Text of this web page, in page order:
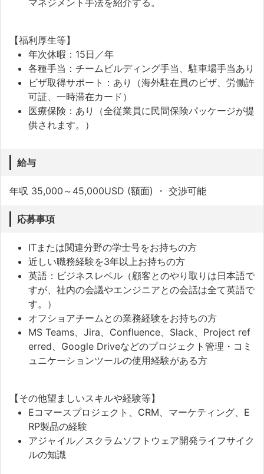
マネジメント手法を紹介する。
【福利厚生等】
年次休暇：15日／年
各種手当：チームビルディング手当、駐車場手当あり
ビザ取得サポート：あり（海外駐在員のビザ、労働許
可証、一時滞在カード）
医療保険：あり（全従業員に民間保険パッケージが提
供されます。）
給与
年収 35,000～45,000USD (額面) ・ 交渉可能
応募事項
ITまたは関連分野の学士号をお持ちの方
近しい職務経験を3年以上お持ちの方
英語：ビジネスレベル（顧客とのやり取りは日本語で
すが、社内の会議やエンジニアとの会話は全て英語で
す。）
オフショアチームとの業務経験をお持ちの方
MS Teams、Jira、Confluence、Slack、Project ref
erred、Google Driveなどのプロジェクト管理・コミ
ュニケーションツールの使用経験がある方
【その他望ましいスキルや経験等】
Eコマースプロジェクト、CRM、マーケティング、E
RP製品の経験
アジャイル／スクラムソフトウェア開発ライフサイク
ルの知識